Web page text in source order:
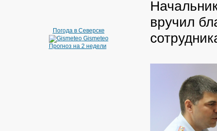
Погода в Северске
Gismeteo
Прогноз на 2 недели
вручил